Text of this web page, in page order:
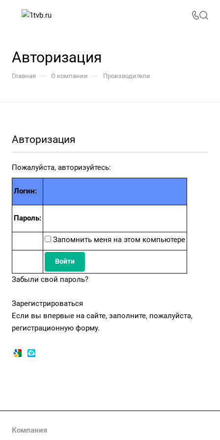
Авторизация
Главная — О компании — Производители
Авторизация
Пожалуйста, авторизуйтесь:
Логин:
Пароль:
Запомнить меня на этом компьютере
Забыли свой пароль?
Зарегистрироваться
Если вы впервые на сайте, заполните, пожалуйста,
регистрационную форму.
Компания